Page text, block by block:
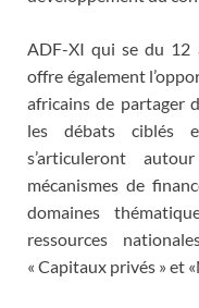
ADF-XI qui se du 12
offre également
africains de partager
les débats ciblés
s’articuleront
mécanismes de
domaines
ressources
« Capitaux privés » et